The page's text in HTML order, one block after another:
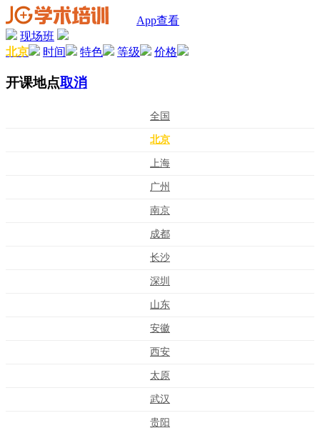
App查看
现场班
北京
时间 特色 等级 价格
开课地点取消
全国
北京
上海
广州
南京
成都
长沙
深圳
山东
安徽
西安
太原
武汉
贵阳